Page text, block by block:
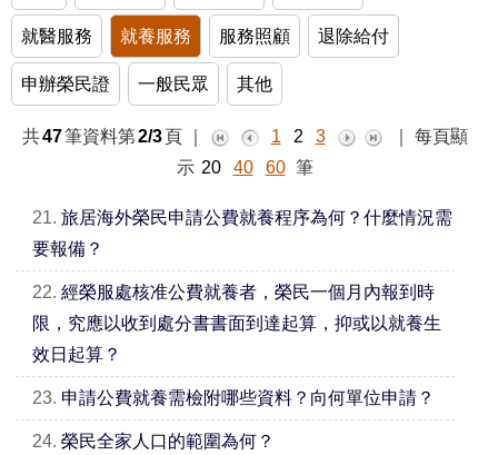
就醫服務 就養服務 服務照顧 退除給付
申辦榮民證 一般民眾 其他
共47筆資料第2/3 頁 1 2 3
每頁顯
示 20 40 60 筆
21. 旅居海外榮民申請公費就養程序為何？什麼情況需
要報備？
22. 經榮服處核准公費就養者，榮民一個月內報到時
限，究應以收到處分書書面到達起算，抑或以就養生
效日起算？
23. 申請公費就養需檢附哪些資料？向何單位申請？
24. 榮民全家人口的範圍為何？